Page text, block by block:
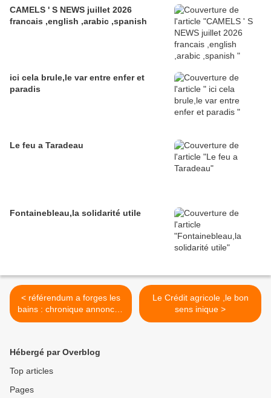
CAMELS ' S NEWS juillet 2026
francais ,english ,arabic ,spanish
ici cela brule,le var entre enfer et
paradis
Le feu a Taradeau
Fontainebleau,la solidarité utile
< référendum a forges les
bains : chronique annoncée
d'une impasse
Le Crédit agricole ,le bon
sens inique >
Hébergé par Overblog
Top articles
Pages